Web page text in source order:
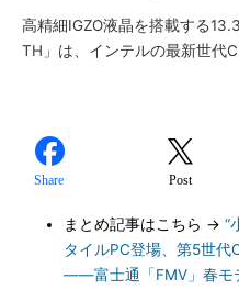
高精細IGZO液晶を搭載する
TH」は、インテルの最新世代
Share Post
まとめ記事はこちら → “
タイルPC登場、第5世代
――富士通「FMV」春モ